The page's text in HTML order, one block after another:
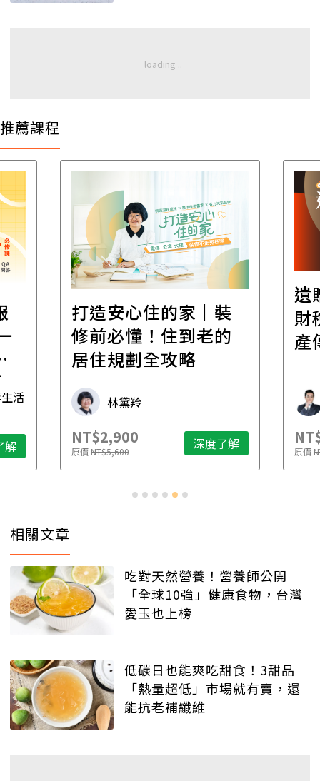
推薦課程
活
解
打造安心住的家｜裝
修前必懂！住到老的
居住規劃全攻略
林黛羚
NT$2,900
原價NT$5,600 深度了解
遺
財
產
原價
相關文章
吃對天然營養！營養師公開
「全球10強」健康食物，台灣
愛玉也上榜
低碳日也能爽吃甜食！3甜品
「熱量超低」市場就有賣，還
能抗老補纖維